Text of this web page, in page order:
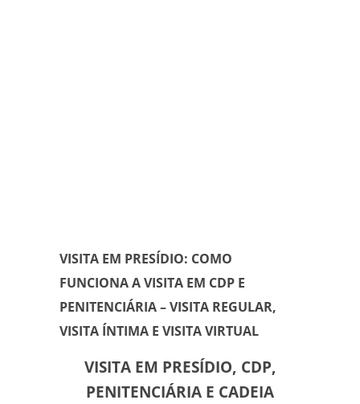
VISITA EM PRESÍDIO: COMO
FUNCIONA A VISITA EM CDP E
PENITENCIÁRIA – VISITA REGULAR,
VISITA ÍNTIMA E VISITA VIRTUAL
VISITA EM PRESÍDIO, CDP,
PENITENCIÁRIA E CADEIA